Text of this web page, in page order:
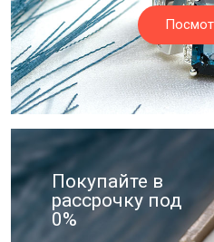
Покупайте в
рассрочку под
0%